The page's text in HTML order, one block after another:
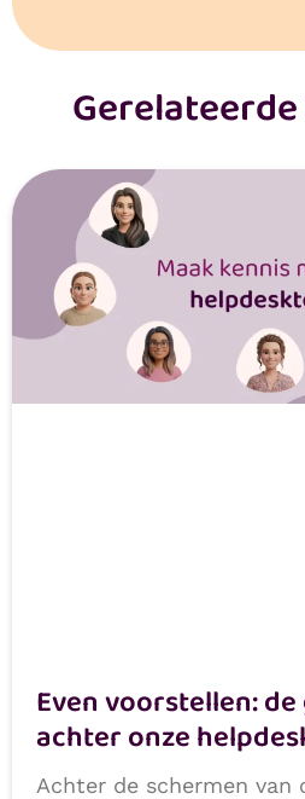
Even voorstellen:
achter onze
Achter de schermen van